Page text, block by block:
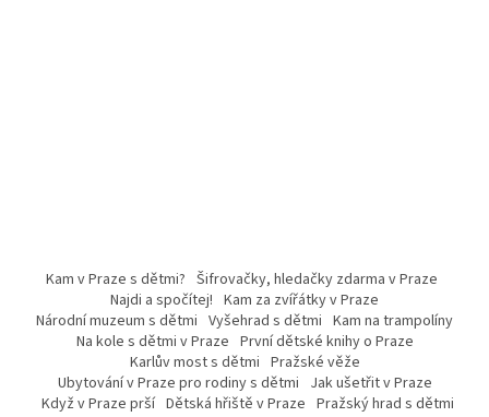
Kam v Praze s dětmi? Šifrovačky, hledačky zdarma v Praze
Najdi a spočítej! Kam za zvířátky v Praze
Národní muzeum s dětmi Vyšehrad s dětmi Kam na trampolíny
Na kole s dětmi v Praze První dětské knihy o Praze
Karlův most s dětmi Pražské věže
Ubytování v Praze pro rodiny s dětmi Jak ušetřit v Praze
Když v Praze prší Dětská hřiště v Praze Pražský hrad s dětmi